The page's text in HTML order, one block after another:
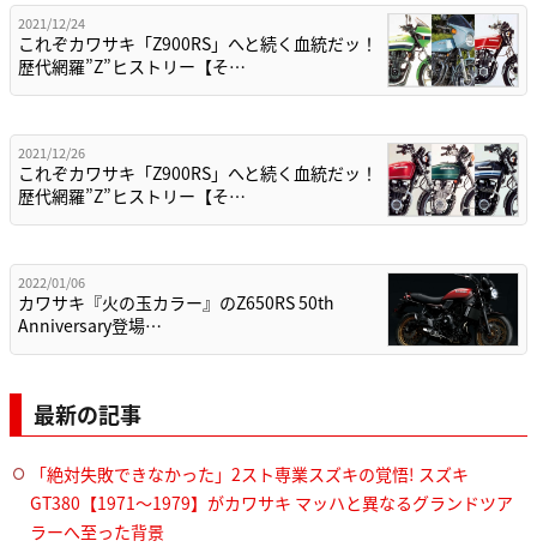
2021/12/24
これぞカワサキ「Z900RS」へと続く血統だッ！
歴代網羅”Z”ヒストリー【そ…
2021/12/26
これぞカワサキ「Z900RS」へと続く血統だッ！
歴代網羅”Z”ヒストリー【そ…
2022/01/06
カワサキ『火の玉カラー』のZ650RS 50th
Anniversary登場…
最新の記事
「絶対失敗できなかった」2スト専業スズキの覚悟! スズキ
GT380【1971～1979】がカワサキ マッハと異なるグランドツア
ラーへ至った背景